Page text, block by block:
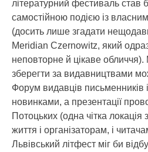
літературний фестиваль став
самостійною подією із
(досить лише згадати
Meridian Czernowitz, який
неповторне й цікаве
зберегти за видавництвами
Форум видавців письменників
новинками, а презентації
Потоцьких (одна чітка
життя і організаторам, і
Львівський літфест міг би